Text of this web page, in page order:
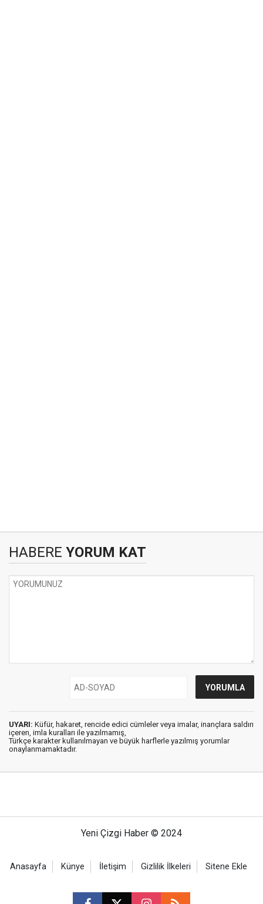
HABERE YORUM KAT
UYARI: Küfür, hakaret, rencide edici cümleler veya imalar, inançlara saldırı
içeren, imla kuralları ile yazılmamış,
Türkçe karakter kullanılmayan ve büyük harflerle yazılmış yorumlar
onaylanmamaktadır.
Yeni Çizgi Haber © 2024
Anasayfa Künye İletişim Gizlilik İlkeleri Sitene Ekle